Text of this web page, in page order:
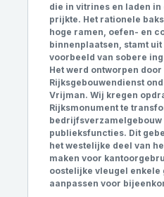
die in vitrines en laden in
prijkte. Het rationele
hoge ramen, oefen- en
binnenplaatsen, stamt uit
voorbeeld van sobere
Het werd ontworpen door
Rijksgebouwendienst
Vrijman. Wij kregen
Rijksmonument te
bedrijfsverzamelgebouw
publieksfuncties. Dit
het westelijke deel van
maken voor
oostelijke vleugel
aanpassen voor